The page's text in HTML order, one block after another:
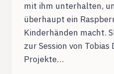
mit ihm unterhalten,
überhaupt ein
Kinderhänden macht.
zur Session von
Projekte…